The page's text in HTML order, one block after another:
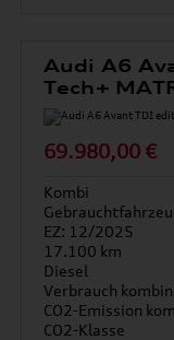
Audi A6
Tech+
69.980,00 €
Kombi
EZ: 12/2025
17.100 km
Diesel
Verbrauch
CO2-Emission
CO2-Klasse